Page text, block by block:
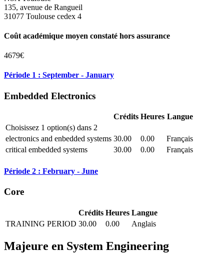
135, avenue de Rangueil
31077 Toulouse cedex 4
Coût académique moyen constaté hors assurance
4679€
Période 1 : September - January
Embedded Electronics
Crédits Heures Langue
Choisissez 1 option(s) dans 2
electronics and enbedded systems 30.00 0.00
Français
critical embedded systems
30.00 0.00 Français
Période 2 : February - June
Core
Crédits Heures Langue
TRAINING PERIOD 30.00 0.00 Anglais
Majeure en System Engineering